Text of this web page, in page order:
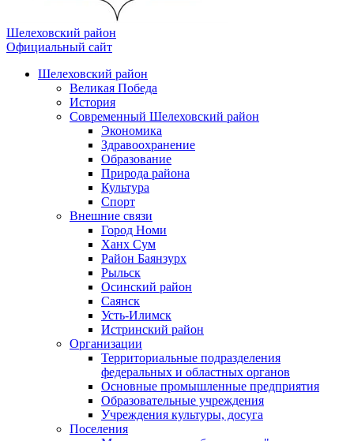
Шелеховский район
Официальный сайт
Шелеховский район
Великая Победа
История
Современный Шелеховский район
Экономика
Здравоохранение
Образование
Природа района
Культура
Спорт
Внешние связи
Город Номи
Ханх Сум
Район Баянзурх
Рыльск
Осинский район
Саянск
Усть-Илимск
Истринский район
Организации
Территориальные подразделения
федеральных и областных органов
Основные промышленные предприятия
Образовательные учреждения
Учреждения культуры, досуга
Поселения